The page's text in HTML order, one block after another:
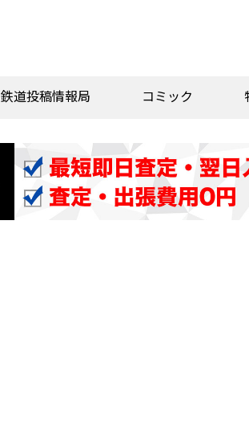
鉄道投稿情報局 コミック